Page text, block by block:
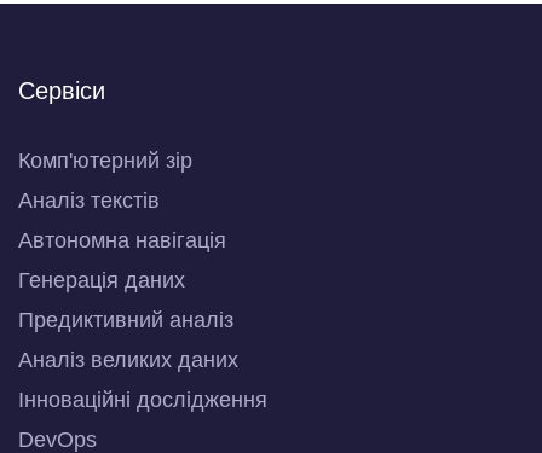
Сервіси
Комп'ютерний зір
Аналіз текстів
Автономна навігація
Генерація даних
Предиктивний аналіз
Аналіз великих даних
Інноваційні дослідження
DevOps